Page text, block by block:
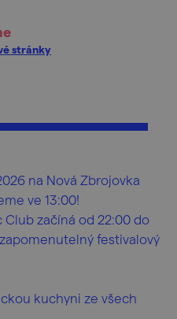
stránky
na Nová Zbrojovka
ve 13:00!
Club začíná od 22:00 do
festivalový
kuchyni ze všech